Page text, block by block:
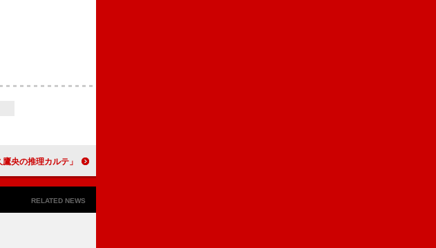
「天久鷹央の推理カルテ」“鷹央”橋本環奈が“真鶴”佐々木希の事件を調査開始 「毎回、鷹央の名言が良い」「実写化最高！」
RELATED NEWS